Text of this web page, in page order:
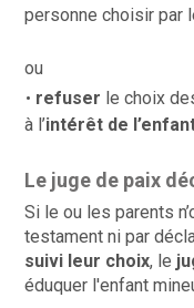
personne choisir par
ou
refuser le choix
à l’intérêt de
Le juge de paix
Si le ou les parents
testament ni par
suivi leur choix, le
éduquer l'enfant